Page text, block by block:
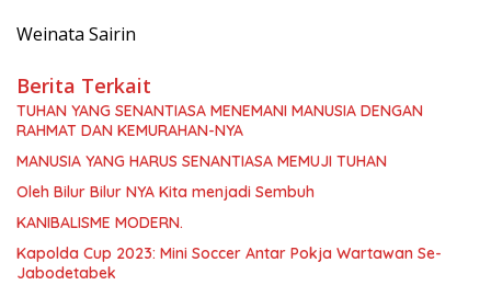
Weinata Sairin
Berita Terkait
TUHAN YANG SENANTIASA MENEMANI MANUSIA DENGAN
RAHMAT DAN KEMURAHAN-NYA
MANUSIA YANG HARUS SENANTIASA MEMUJI TUHAN
Oleh Bilur Bilur NYA Kita menjadi Sembuh
KANIBALISME MODERN.
Kapolda Cup 2023: Mini Soccer Antar Pokja Wartawan Se-
Jabodetabek